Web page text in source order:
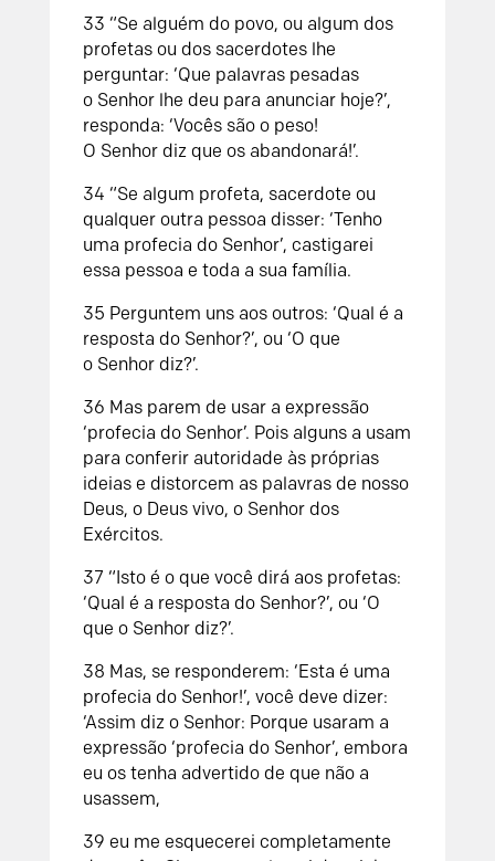
33 “Se alguém do povo, ou algum dos
profetas ou dos sacerdotes lhe
perguntar: ‘Que palavras pesadas
o Senhorlhe deu para anunciar hoje?’,
responda: ‘Vocês são o peso!
O Senhordiz que os abandonará!’.
34 “Se algum profeta, sacerdote ou
qualquer outra pessoa disser: ‘Tenho
uma profecia do Senhor’, castigarei
essa pessoa e toda a sua família.
35 Perguntem uns aos outros: ‘Qual é a
resposta do Senhor?’, ou ‘O que
o Senhordiz?’.
36 Mas parem de usar a expressão
‘profecia do Senhor’. Pois alguns a usam
para conferir autoridade às próprias
ideias e distorcem as palavras de nosso
Deus, o Deus vivo, o Senhordos
Exércitos.
37 “Isto é o que você dirá aos profetas:
‘Qual é a resposta do Senhor?’, ou ‘O
que o Senhordiz?’.
38 Mas, se responderem: ‘Esta é uma
profecia do Senhor!’, você deve dizer:
‘Assim diz o Senhor: Porque usaram a
expressão ‘profecia do Senhor’, embora
eu os tenha advertido de que não a
usassem,
39 eu me esquecerei completamente